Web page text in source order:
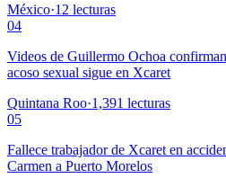
México·12 lecturas
04
Videos de Guillermo Ochoa
acoso sexual sigue en Xcaret
Quintana Roo·1,391 lecturas
05
Fallece trabajador de Xcaret en
Carmen a Puerto Morelos